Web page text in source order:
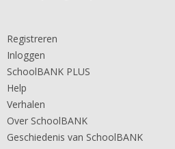
Registreren
Inloggen
SchoolBANK PLUS
Help
Verhalen
Over SchoolBANK
Geschiedenis van SchoolBANK